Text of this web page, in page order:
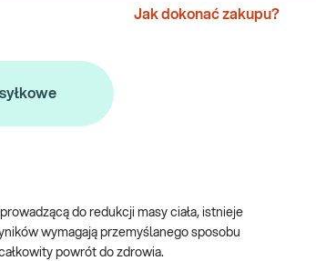
Jak dokonać zakupu?
do redukcji masy ciała, istnieje
wymagają przemyślanego sposobu
powrót do zdrowia.